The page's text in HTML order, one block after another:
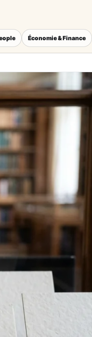
Économie & Finance